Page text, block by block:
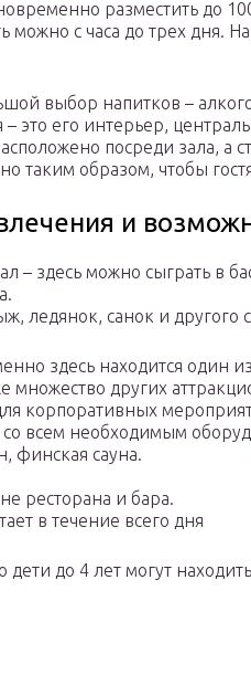
разместить до
можно с часа до трех дня.
выбор напитков –
это его интерьер,
посреди зала, а
таким образом, чтобы
и
– здесь можно сыграть в
ледянок, санок и другого
здесь находится один
множество других
корпоративных
всем необходимым
финская сауна.
ресторана и бара.
в течение всего дня
до 4 лет могут